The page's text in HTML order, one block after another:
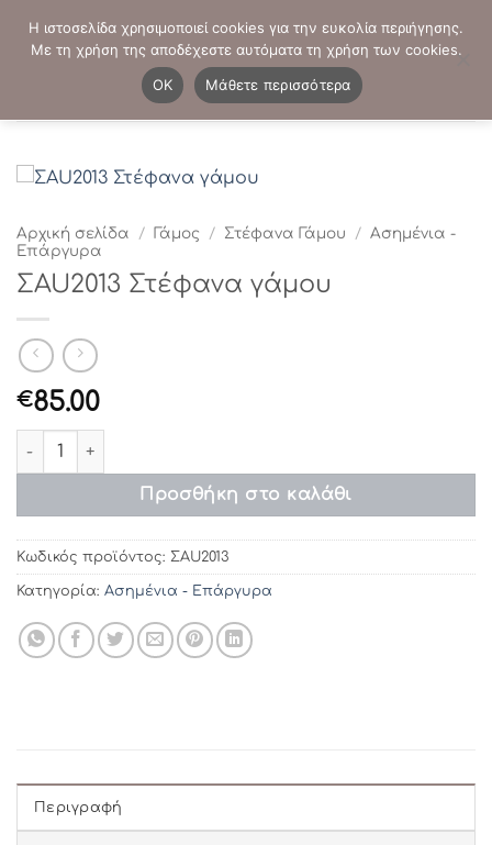
στο
ΤΗΛΕΦΩΝΙΚΕΣ ΠΑΡΑΓΓΕΛΙΕΣ: - 2103821941
Αρχική σελίδα / Γάμος / Στέφανα Γάμου / Ασημένια -
Επάργυρα
ΣAU2013 Στέφανα γάμου
€85.00
ΣAU2013 Στέφανα γάμου ποσότητα
Προσθήκη στο καλάθι
Κωδικός προϊόντος: ΣAU2013
Κατηγορία: Ασημένια - Επάργυρα
Περιγραφή
Η ιστοσελίδα χρησιμοποιεί cookies για την ευκολία περιήγησης.
Με τη χρήση της αποδέχεστε αυτόματα τη χρήση των cookies.
OK
Μάθετε περισσότερα